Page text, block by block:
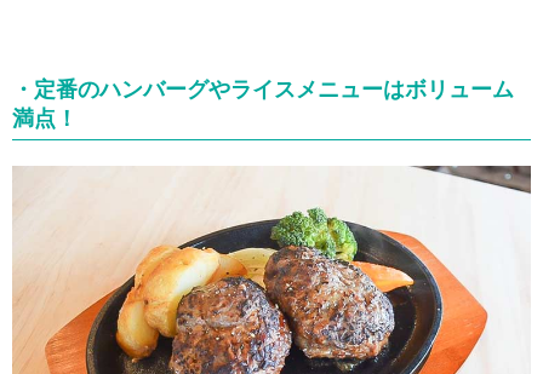
・定番のハンバーグやライスメニューはボリューム
満点！